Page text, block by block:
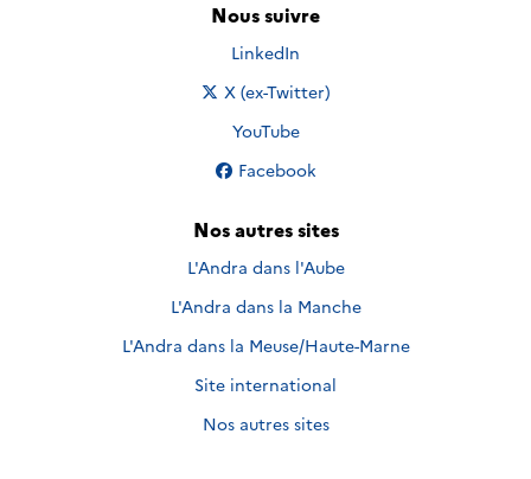
Nous suivre
Nous suivre sur
LinkedIn
Nous suivre sur
X (ex-Twitter)
Nous suivre sur
YouTube
Nous suivre sur
Facebook
Nos autres sites
L'Andra dans l'Aube
L'Andra dans la Manche
L'Andra dans la Meuse/Haute-Marne
Site international
Nos autres sites